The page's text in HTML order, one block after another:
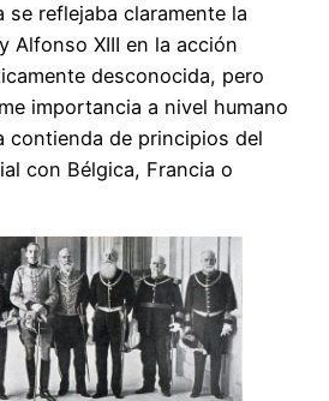
se reflejaba claramente la
Alfonso XIII en la acción
desconocida, pero
importancia a nivel humano
contienda de principios del
con Bélgica, Francia o